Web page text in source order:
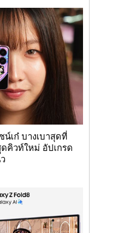
น์เก๋ บางเบาสุดที่
คิวท์ใหม่ อัปเกรด